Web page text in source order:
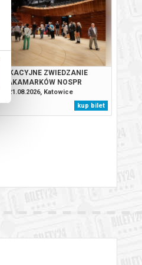
WAKACYJNE ZWIEDZANIE
ZAKAMARKÓW NOSPR
21.08.2026, Katowice
kup bilet